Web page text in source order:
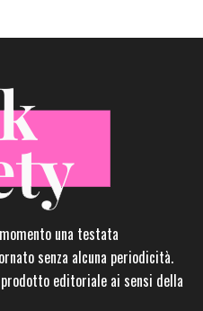
una testata
senza alcuna periodicità.
editoriale ai sensi della